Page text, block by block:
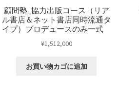
顧問塾_協力出版コース（リア
ル書店＆ネット書店同時流通タ
イプ）プロデュースのみ一式
¥1,512,000
お買い物カゴに追加